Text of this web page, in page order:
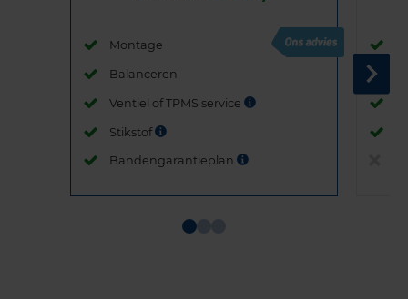
Montage
Balanceren
Ventiel of TPMS service
Stikstof
Bandengarantieplan